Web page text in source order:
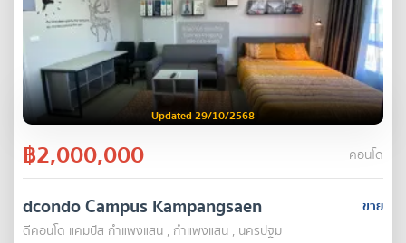
Updated 29/10/2568
฿2,000,000 คอนโด
ขาย
dcondo Campus Kampangsaen
ดีคอนโด แคมปัส กำแพงแสน , กำแพงแสน , นครปฐม